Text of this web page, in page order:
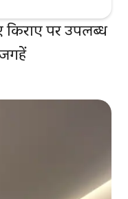
किराए पर उपलब्ध